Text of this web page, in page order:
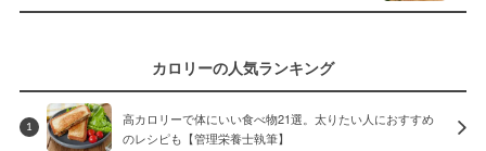
カロリーの人気ランキング
1
高カロリーで体にいい食べ物21選。太りたい人におすすめ
のレシピも【管理栄養士執筆】